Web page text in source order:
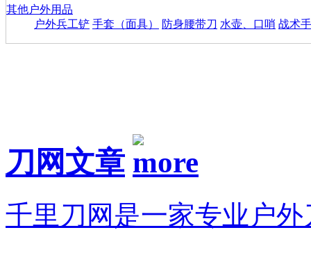
其他户外用品
户外兵工铲 手套（面具） 防身腰带刀 水壶、口哨 战术
刀网文章
千里刀网是一家专业户